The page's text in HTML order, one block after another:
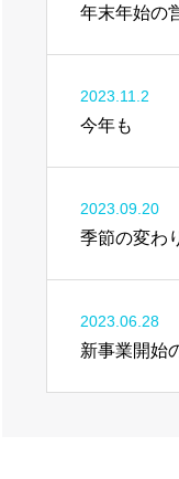
年末年始の
2023.11.2
今年も
2023.09.20
季節の変わ
2023.06.28
新事業開始